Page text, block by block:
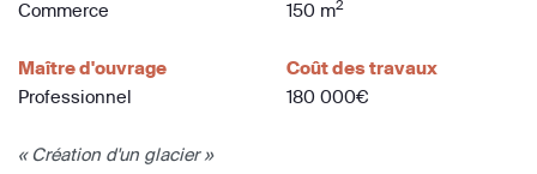
Commerce
150 m2
Maître d'ouvrage
Professionnel
Coût des travaux
180 000€
« Création d'un glacier »